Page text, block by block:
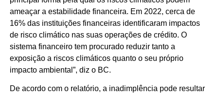
ameaçar a estabilidade financeira. Em 2022, cerca de
16% das instituições financeiras identificaram impactos
de risco climático nas suas operações de crédito. O
sistema financeiro tem procurado reduzir tanto a
exposição a riscos climáticos quanto o seu próprio
impacto ambiental”, diz o BC.
De acordo com o relatório, a inadimplência pode resultar